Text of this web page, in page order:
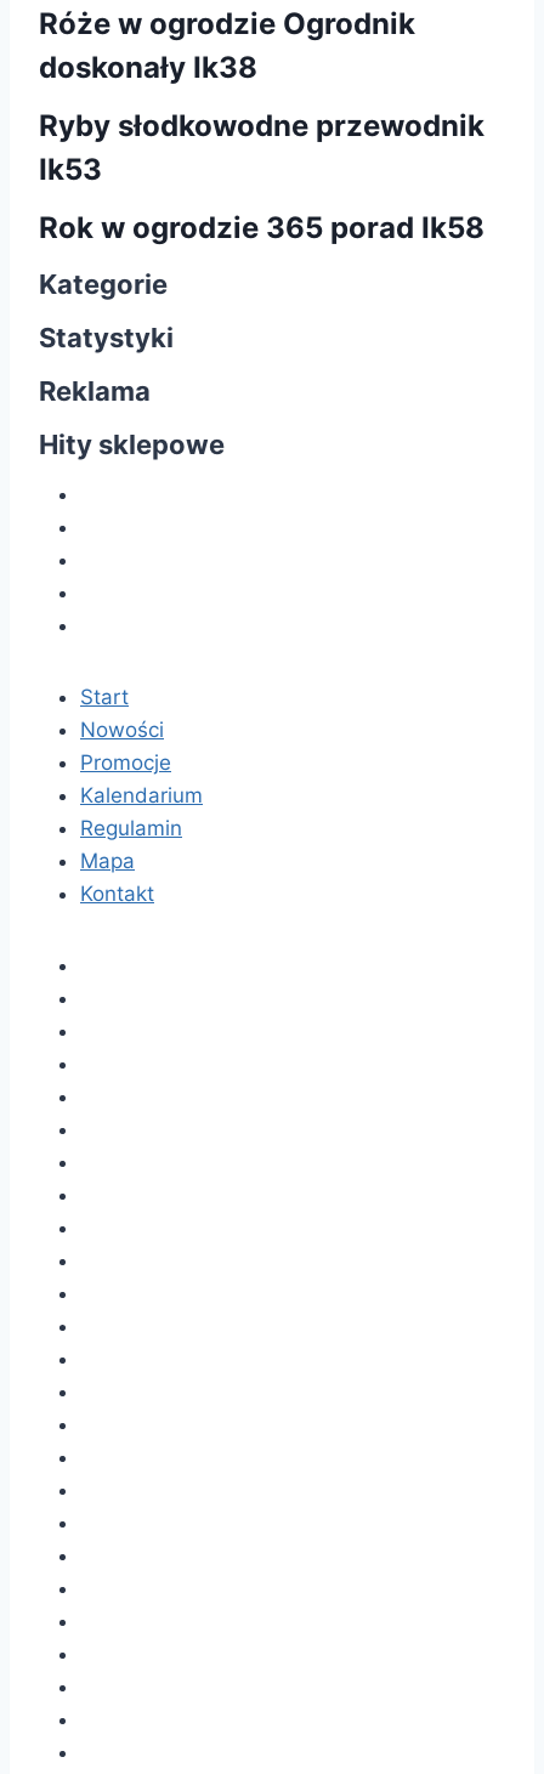
Róże w ogrodzie Ogrodnik
doskonały Ik38
Ryby słodkowodne przewodnik
Ik53
Rok w ogrodzie 365 porad Ik58
Kategorie
Statystyki
Reklama
Hity sklepowe
Start
Nowości
Promocje
Kalendarium
Regulamin
Mapa
Kontakt